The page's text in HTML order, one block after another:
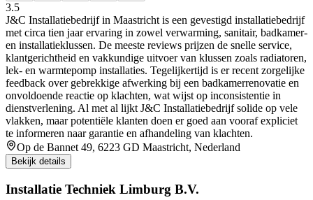
3.5
J&C Installatiebedrijf in Maastricht is een gevestigd installatiebedrijf
met circa tien jaar ervaring in zowel verwarming, sanitair, badkamer-
en installatieklussen. De meeste reviews prijzen de snelle service,
klantgerichtheid en vakkundige uitvoer van klussen zoals radiatoren,
lek- en warmtepomp installaties. Tegelijkertijd is er recent zorgelijke
feedback over gebrekkige afwerking bij een badkamerrenovatie en
onvoldoende reactie op klachten, wat wijst op inconsistentie in
dienstverlening. Al met al lijkt J&C Installatiebedrijf solide op vele
vlakken, maar potentiële klanten doen er goed aan vooraf expliciet
te informeren naar garantie en afhandeling van klachten.
Op de Bannet 49, 6223 GD Maastricht, Nederland
Bekijk details
Installatie Techniek Limburg B.V.